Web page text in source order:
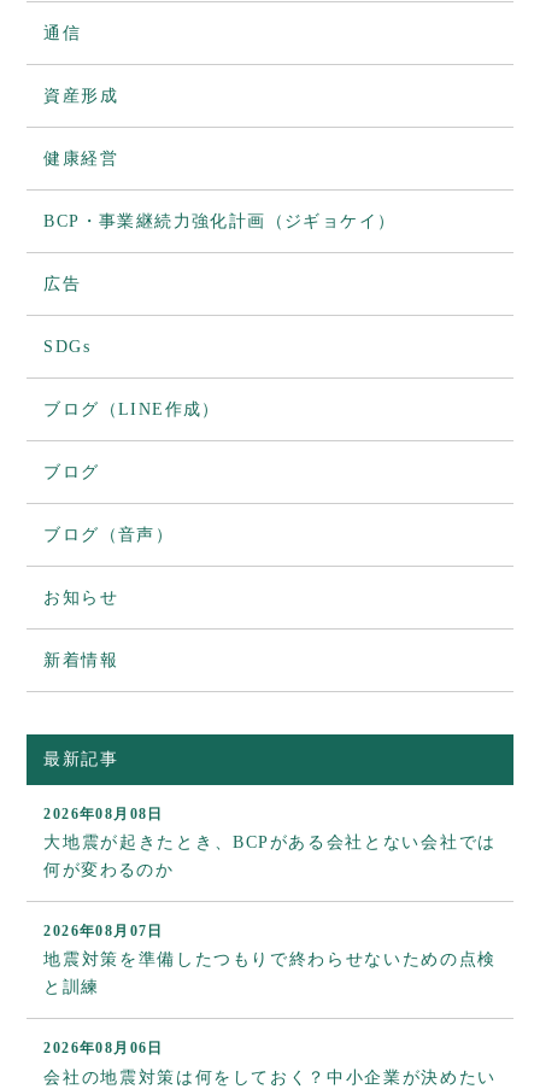
通信
資産形成
健康経営
BCP・事業継続力強化計画（ジギョケイ）
広告
SDGs
ブログ（LINE作成）
ブログ
ブログ（音声）
お知らせ
新着情報
最新記事
2026年08月08日
大地震が起きたとき、BCPがある会社とない会社では
何が変わるのか
2026年08月07日
地震対策を準備したつもりで終わらせないための点検
と訓練
2026年08月06日
会社の地震対策は何をしておく？中小企業が決めたい